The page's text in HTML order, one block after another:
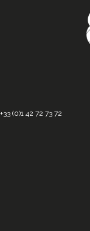
+33 (0)1 42 72 73 72